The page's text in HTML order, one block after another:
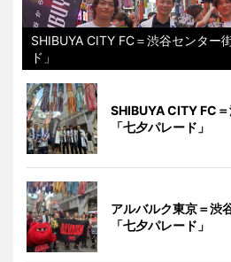
SHIBUYA CITY FC＝渋谷センター
ド」
SHIBUYA CITY FC
「七夕パレード」
アルバルク東京＝渋
「七夕パレード」